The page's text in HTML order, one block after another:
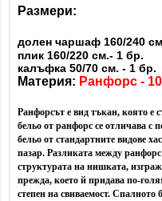
Размери:
долен чаршаф 160/240
плик 160/220 см.- 1 бр.
калъфка 50/70 см. - 1 бр.
Материя: Ранфорс -
Ранфорсът е вид тъкан, която е
бельо от ранфорс се отличава с
бельо от стандартните видове
пазар. Разликата между
структурата на нишката,
прежда, което й придава по-
степен на свиваемост.